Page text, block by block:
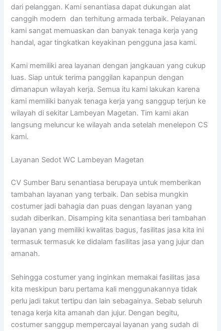
dari pelanggan. Kami senantiasa dapat dukungan alat
canggih modern dan terhitung armada terbaik. Pelayanan
kami sangat memuaskan dan banyak tenaga kerja yang
handal, agar tingkatkan keyakinan pengguna jasa kami.
Kami memiliki area layanan dengan jangkauan yang cukup
luas. Siap untuk terima panggilan kapanpun dengan
dimanapun wilayah kerja. Semua itu kami lakukan karena
kami memiliki banyak tenaga kerja yang sanggup terjun ke
wilayah di sekitar Lambeyan Magetan. Tim kami akan
langsung meluncur ke wilayah anda setelah menelepon CS
kami.
Layanan Sedot WC Lambeyan Magetan
CV Sumber Baru senantiasa berupaya untuk memberikan
tambahan layanan yang terbaik. Dan sebisa mungkin
costumer jadi bahagia dan puas dengan layanan yang
sudah diberikan. Disamping kita senantiasa beri tambahan
layanan yang memiliki kwalitas bagus, fasilitas jasa kita ini
termasuk termasuk ke didalam fasilitas jasa yang jujur dan
amanah.
Sehingga costumer yang inginkan memakai fasilitas jasa
kita meskipun baru pertama kali menggunakannya tidak
perlu jadi takut tertipu dan lain sebagainya. Sebab seluruh
tenaga kerja kita amanah dan jujur. Dengan begitu,
costumer sanggup mempercayai layanan yang sudah di